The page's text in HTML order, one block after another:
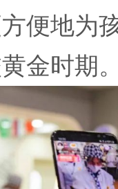
便地为
金时期